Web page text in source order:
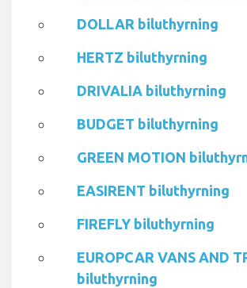
DOLLAR biluthyrning
HERTZ biluthyrning
DRIVALIA biluthyrning
BUDGET biluthyrning
GREEN MOTION
EASIRENT biluthyrning
FIREFLY biluthyrning
EUROPCAR VANS AND
biluthyrning